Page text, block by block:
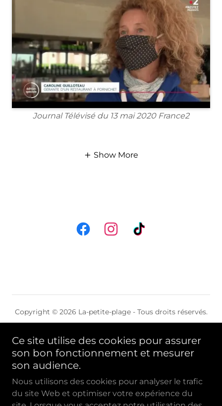
Journal Télévisé du 13 mai 2020 France2
Show More
Copyright © 2026 La-petite-plage - Tous droits réservés.
GROUPES & SÉMINAIRES
PARTENAIRES
En savoir plus
Recrutement
Ce site utilise des cookies pour assurer
son bon fonctionnement et mesurer
son audience.
Nous utilisons des cookies pour analyser le trafic
du site Web et optimiser votre expérience du